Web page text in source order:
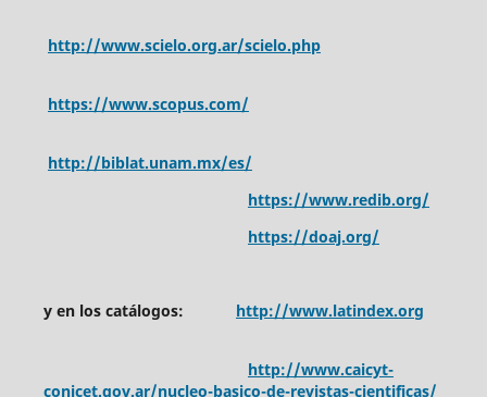
http://www.scielo.org.ar/scielo.php
https://www.scopus.com/
http://biblat.unam.mx/es/
https://www.redib.org/
https://doaj.org/
y en los catálogos: http://www.latindex.org
http://www.caicyt-
conicet.gov.ar/nucleo-basico-de-revistas-cientificas/